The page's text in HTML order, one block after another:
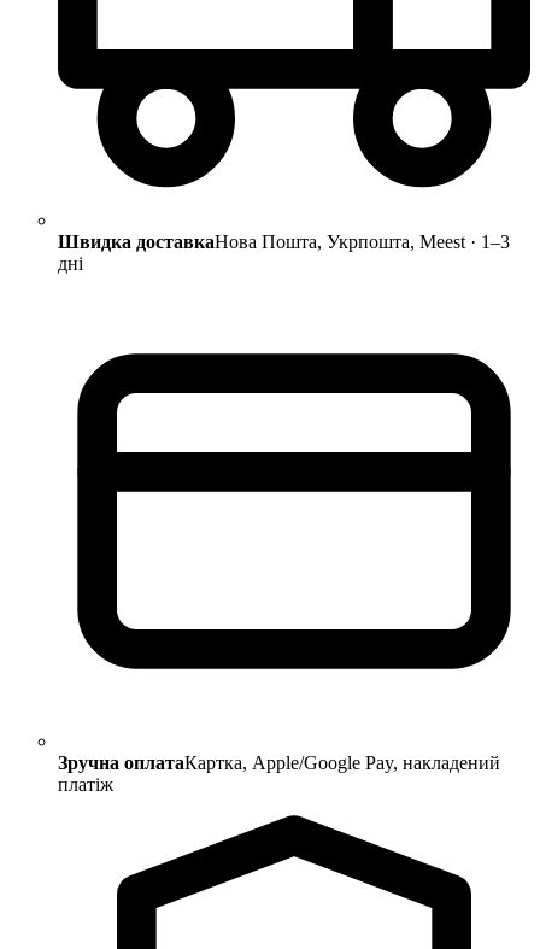
Швидка доставкаНова Пошта, Укрпошта, Meest · 1–3
дні
Зручна оплатаКартка, Apple/Google Pay, накладений
платіж